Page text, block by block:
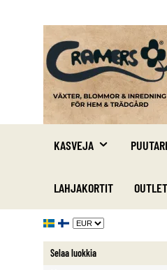
KASVEJA
LAHJAKORTIT OUTLET
Selaa luokkia